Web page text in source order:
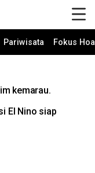
Pariwisata Fokus
kemarau.
El Nino siap